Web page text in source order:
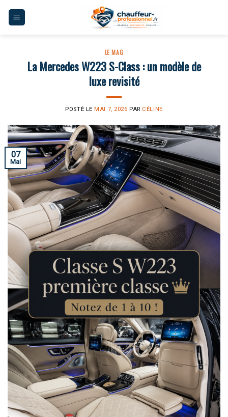
LE MAG
La Mercedes W223 S-Class : un modèle de
luxe revisité
POSTÉ LE MAI 7, 2026 PAR CÉLINE
07
Mai